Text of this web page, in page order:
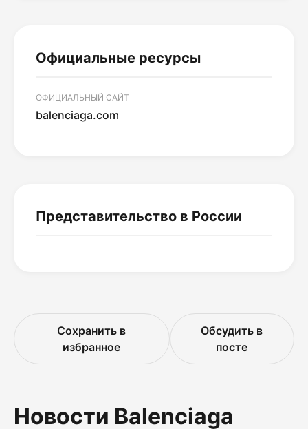
Официальные ресурсы
ОФИЦИАЛЬНЫЙ САЙТ
balenciaga.com
Представительство в России
Сохранить в
избранное
Обсудить в
посте
Новости Balenciaga